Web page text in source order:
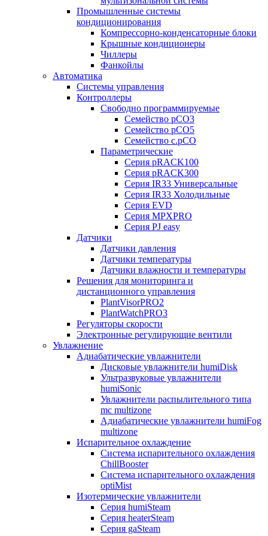
Промышленные системы
кондиционирования
Компрессорно-конденсаторные блоки
Крышные кондиционеры
Чиллеры
Фанкойлы
Автоматика
Системы управления
Контроллеры
Свободно программируемые
Семейство pCO3
Семейство pCO5
Семейство c.pCO
Параметрические
Серия pRACK100
Серия pRACK300
Серия IR33 Универсальные
Серия IR33 Холодильные
Серия EVD
Серия MPXPRO
Серия PJ easy
Датчики
Датчики давления
Датчики температуры
Датчики влажности и температуры
Решения для мониторинга и
дистанционного управления
PlantVisorPRO2
PlantWatchPRO3
Регуляторы скорости
Электронные регулирующие вентили
Увлажнение
Адиабатические увлажнители
Дисковые увлажнители humiDisk
Ультразвуковые увлажнители
humiSonic
Увлажнители распылительного типа
mc multizone
Адиабатические увлажнители humiFog
multizone
Испарительное охлаждение
Система испарительного охлаждения
ChillBooster
Система испарительного охлаждения
optiMist
Изотермические увлажнители
Серия humiSteam
Серия heaterSteam
Серия gaSteam